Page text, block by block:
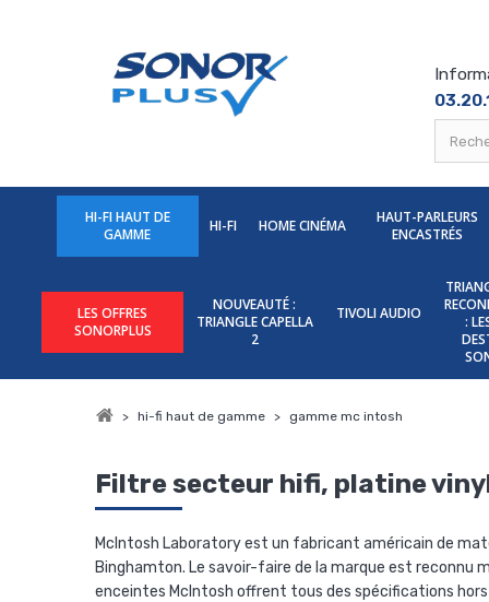
HI-FI HAUT DE
GAMME
HI-FI HOME CINÉMA
HAUT-PARLEURS
ENCASTRÉS
LES OFFRES
SONORPLUS
NOUVEAUTÉ :
TRIANGLE CAPELLA
2
TIVOLI AUDIO
:
> hi-fi haut de gamme > gamme mc intosh
Filtre secteur hifi, platine
McIntosh Laboratory est un fabricant américain de
Binghamton. Le savoir-faire de la marque est reconnu
enceintes McIntosh offrent tous des spécifications